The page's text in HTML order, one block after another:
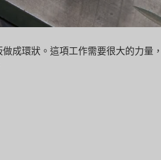
做成環狀。這項工作需要很大的力量